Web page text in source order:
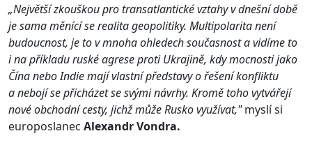
„Největší zkouškou pro transatlantické vztahy v dnešní době
je sama měnící se realita geopolitiky. Multipolarita není
budoucnost, je to v mnoha ohledech současnost a vidíme to
i na příkladu ruské agrese proti Ukrajině, kdy mocnosti jako
Čína nebo Indie mají vlastní představy o řešení konfliktu
a nebojí se přicházet se svými návrhy. Kromě toho vytvářejí
nové obchodní cesty, jichž může Rusko využívat,"myslí si
europoslanec Alexandr Vondra.